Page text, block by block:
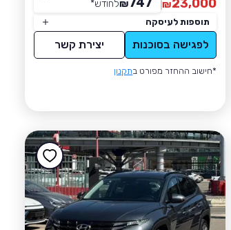
23,000
₪
₪לחודש*
תוספות לעיסקה
לפגישה בסוכנות יצירת קשר
*חישוב ההחזר מפורט בתקנון